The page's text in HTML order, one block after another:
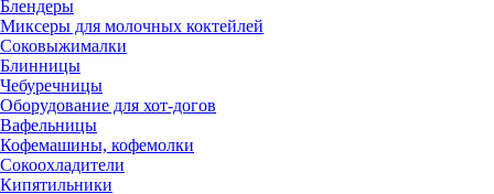
Блендеры
Миксеры для молочных коктейлей
Соковыжималки
Блинницы
Чебуречницы
Оборудование для хот-догов
Вафельницы
Кофемашины, кофемолки
Сокоохладители
Кипятильники